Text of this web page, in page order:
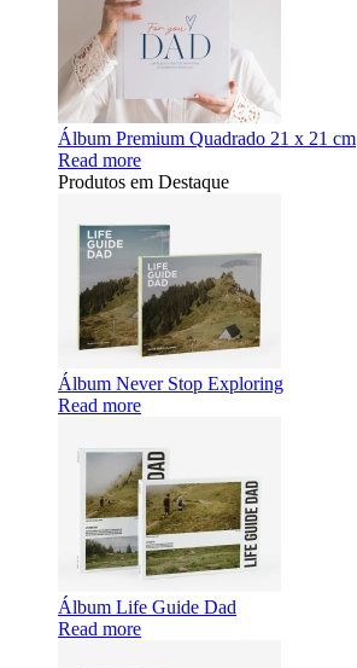
Álbum Premium Quadrado 21 x 21 cm
Read more
Produtos em Destaque
Álbum Never Stop Exploring
Read more
Álbum Life Guide Dad
Read more